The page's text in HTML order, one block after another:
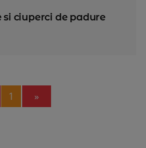
si ciuperci de padure
1 »